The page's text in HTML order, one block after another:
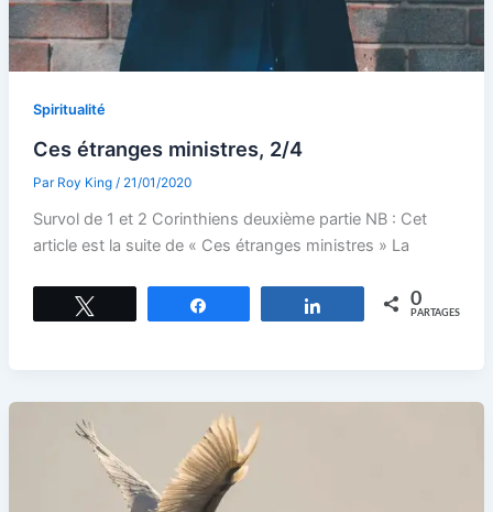
Spiritualité
Ces étranges ministres, 2/4
Par Roy King / 21/01/2020
Survol de 1 et 2 Corinthiens deuxième partie NB : Cet
article est la suite de « Ces étranges ministres » La
Partagez 0
PARTAGES